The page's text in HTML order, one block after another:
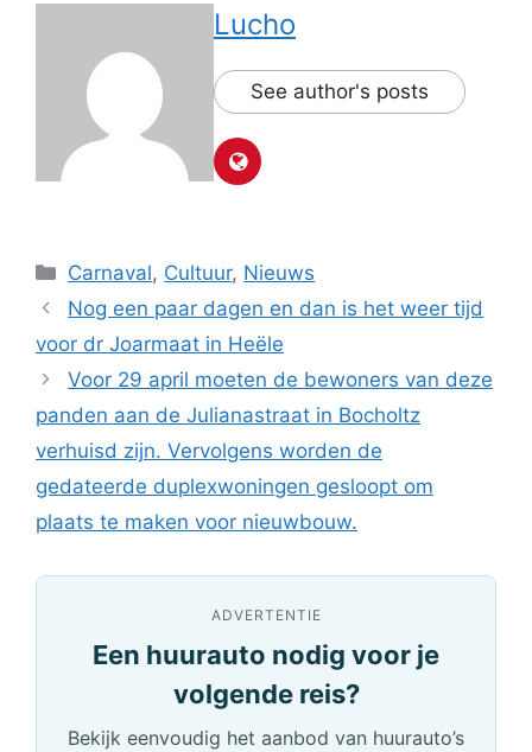
Lucho
See author's posts
Categorieën
Carnaval, Cultuur, Nieuws
Nog een paar dagen en dan is het weer tijd
voor dr Joarmaat in Heële
Voor 29 april moeten de bewoners van deze
panden aan de Julianastraat in Bocholtz
verhuisd zijn. Vervolgens worden de
gedateerde duplexwoningen gesloopt om
plaats te maken voor nieuwbouw.
ADVERTENTIE
Een huurauto nodig voor je
volgende reis?
Bekijk eenvoudig het aanbod van huurauto’s